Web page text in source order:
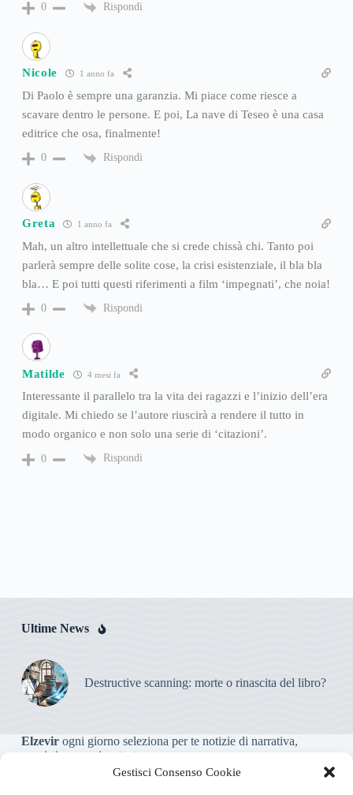
Gestisci Consenso Cookie
0 Rispondi
Nicole 1 anno fa
Di Paolo è sempre una garanzia. Mi piace come riesce a
scavare dentro le persone. E poi, La nave di Teseo è una casa
editrice che osa, finalmente!
0 Rispondi
Greta 1 anno fa
Mah, un altro intellettuale che si crede chissà chi. Tanto poi
parlerà sempre delle solite cose, la crisi esistenziale, il bla bla
bla… E poi tutti questi riferimenti a film ‘impegnati’, che noia!
0 Rispondi
Matilde 4 mesi fa
Interessante il parallelo tra la vita dei ragazzi e l’inizio dell’era
digitale. Mi chiedo se l’autore riuscirà a rendere il tutto in
modo organico e non solo una serie di ‘citazioni’.
0 Rispondi
Ultime News
Destructive scanning: morte o rinascita del libro?
Elzevirogni giorno seleziona per te notizie di narrativa,
saggistica, poesia e teatro.